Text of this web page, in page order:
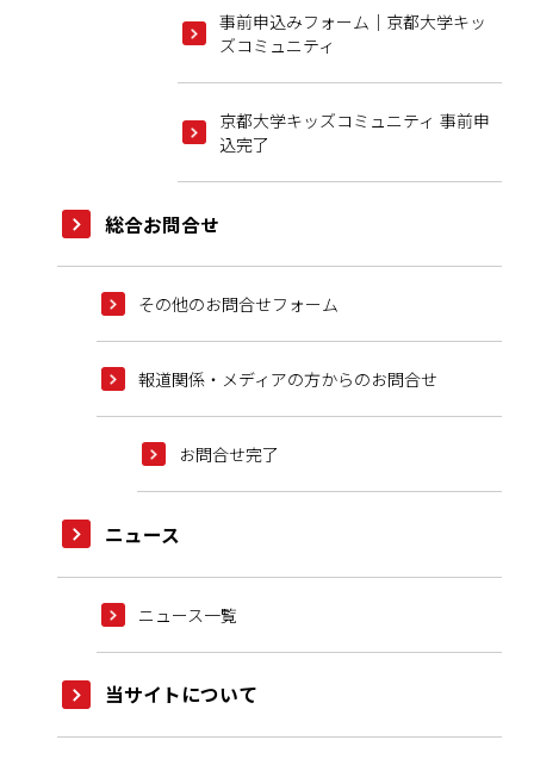
事前申込みフォーム｜京都大学キッ
ズコミュニティ
京都大学キッズコミュニティ 事前申
込完了
総合お問合せ
その他のお問合せフォーム
報道関係・メディアの方からのお問合せ
お問合せ完了
ニュース
ニュース一覧
当サイトについて